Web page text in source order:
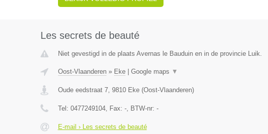
Les secrets de beauté
Niet gevestigd in de plaats Avernas le Bauduin en in de provincie Luik.
Oost-Vlaanderen» Eke| Google maps ▼
Oude eedstraat 7, 9810 Eke(Oost-Vlaanderen)
Tel: 0477249104, Fax: -, BTW-nr: -
E-mail › Les secrets de beauté